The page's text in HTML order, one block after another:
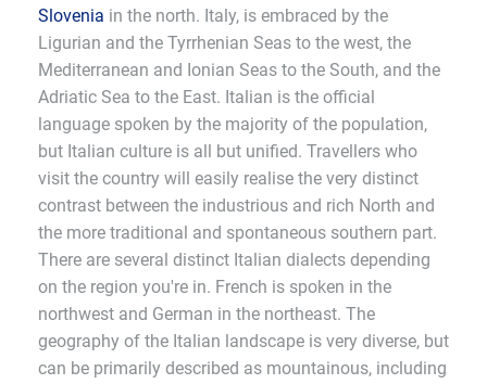
Slovenia in the north. Italy, is embraced by the
Ligurian and the Tyrrhenian Seas to the west, the
Mediterranean and Ionian Seas to the South, and the
Adriatic Sea to the East. Italian is the official
language spoken by the majority of the population,
but Italian culture is all but unified. Travellers who
visit the country will easily realise the very distinct
contrast between the industrious and rich North and
the more traditional and spontaneous southern part.
There are several distinct Italian dialects depending
on the region you're in. French is spoken in the
northwest and German in the northeast. The
geography of the Italian landscape is very diverse, but
can be primarily described as mountainous, including